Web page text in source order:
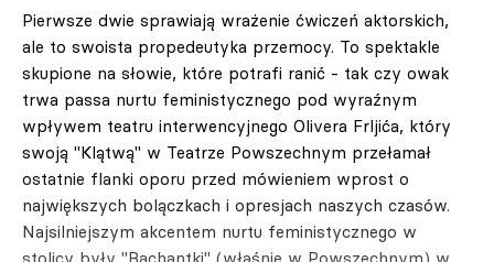
Pierwsze dwie sprawiają wrażenie ćwiczeń aktorskich,
ale to swoista propedeutyka przemocy. To spektakle
skupione na słowie, które potrafi ranić - tak czy owak
trwa passa nurtu feministycznego pod wyraźnym
wpływem teatru interwencyjnego Olivera Frljića, który
swoją "Klątwą" w Teatrze Powszechnym przełamał
ostatnie flanki oporu przed mówieniem wprost o
największych bolączkach i opresjach naszych czasów.
Najsilniejszym akcentem nurtu feministycznego w